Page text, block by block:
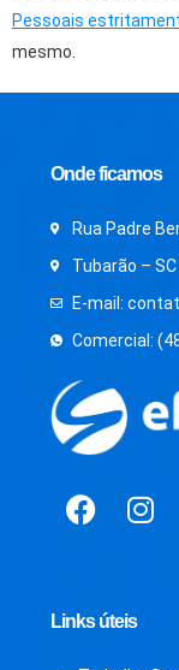
Pessoais
mesmo.
Onde ficamos
Rua Padre
Tubarão – SC
E-mail:
Comercial:
Links úteis